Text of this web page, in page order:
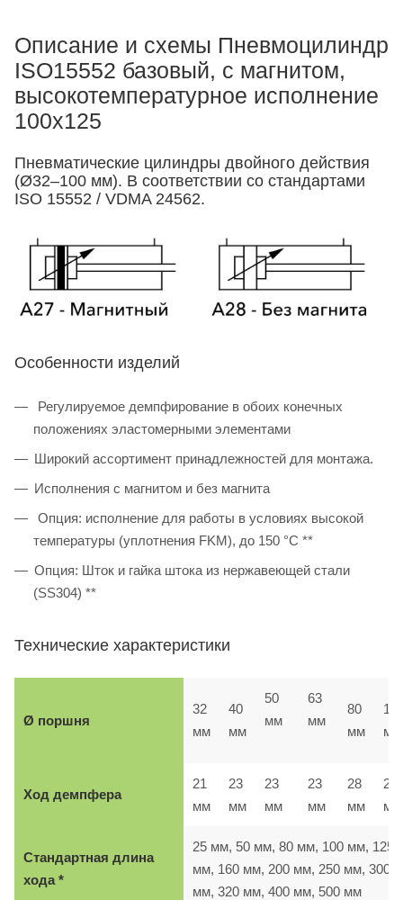
Описание и схемы Пневмоцилиндр
ISO15552 базовый, с магнитом,
высокотемпературное исполнение
100x125
Пневматические цилиндры двойного действия
(Ø32–100 мм). В соответствии со стандартами
ISO 15552 / VDMA 24562.
Особенности изделий
Регулируемое демпфирование в обоих конечных
положениях эластомерными элементами
Широкий ассортимент принадлежностей для монтажа.
Исполнения с магнитом и без магнита
Опция: исполнение для работы в условиях высокой
температуры (уплотнения FKM), до 150 °C **
Опция: Шток и гайка штока из нержавеющей стали
(SS304) **
Технические характеристики
Ø поршня
32
мм
40
мм
50
мм
63
мм
80
мм
мм
Ход демпфера
21
мм
23
мм
23
мм
23
мм
28
мм
28
Стандартная длина
хода *
25 мм, 50 мм, 80 мм, 100 мм, 125
мм, 160 мм, 200 мм, 250 мм, 300
мм, 320 мм, 400 мм, 500 мм